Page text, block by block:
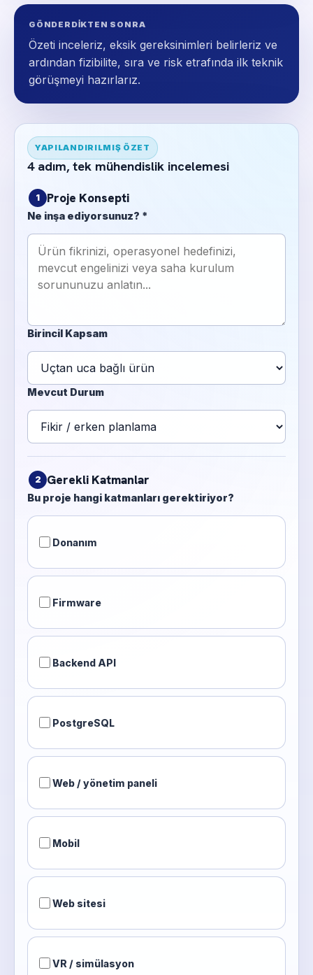
GÖNDERDIKTEN SONRA
Özeti inceleriz, eksik gereksinimleri belirleriz ve
ardından fizibilite, sıra ve risk etrafında ilk teknik
görüşmeyi hazırlarız.
YAPILANDIRILMIŞ ÖZET
4 adım, tek mühendislik incelemesi
1 Proje Konsepti
Ne inşa ediyorsunuz? *
Birincil Kapsam
Mevcut Durum
2 Gerekli Katmanlar
Bu proje hangi katmanları gerektiriyor?
Donanım
Firmware
Backend API
PostgreSQL
Web / yönetim paneli
Mobil
Web sitesi
VR / simülasyon